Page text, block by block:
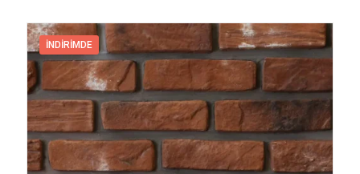
İNDIRIMDE